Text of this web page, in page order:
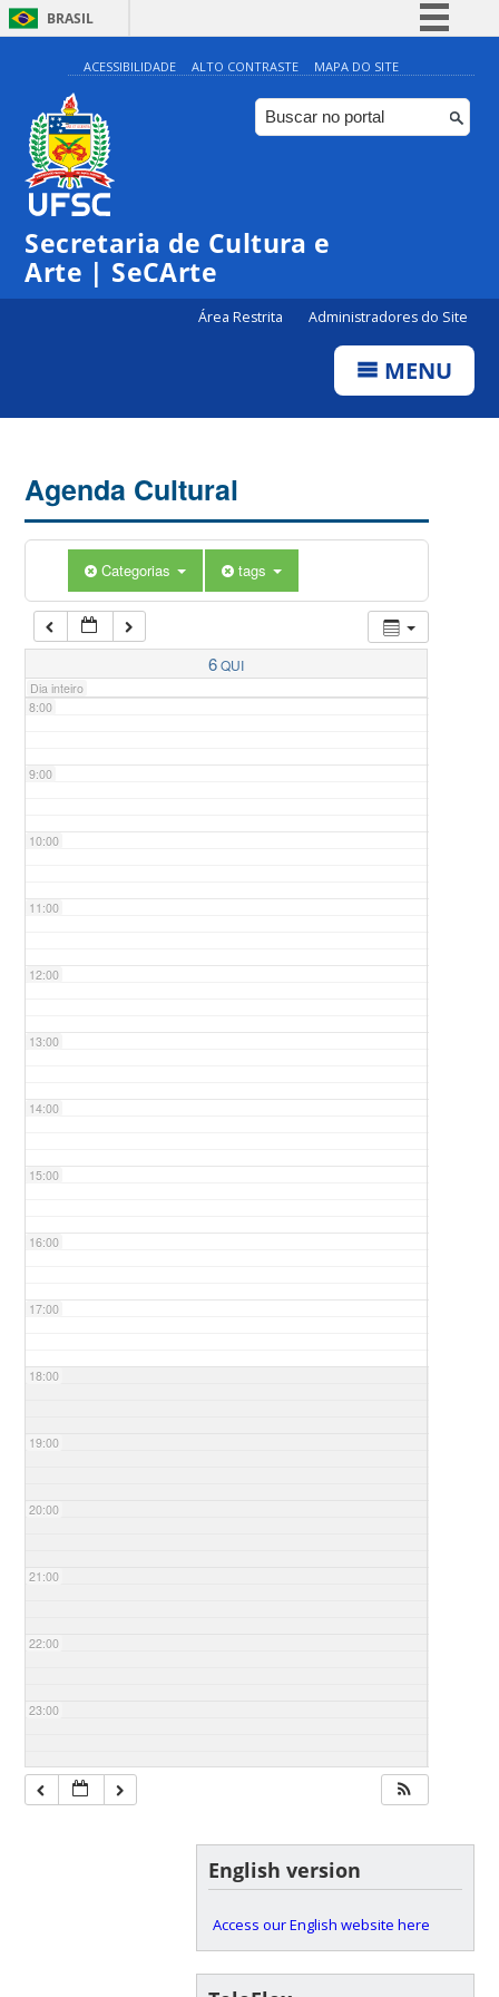
BRASIL
Simplifique!
Comunica BR
Participe
ACESSIBILIDADE ALTO CONTRASTE MAPA DO SITE
Secretaria de Cultura e
Arte | SeCArte
Área Restrita Administradores do Site
MENU
Agenda Cultural
Categorias tags
6QUI
Dia inteiro
0:00
1:00
5:00
7:00
8:00
9:00
10:00
11:00
12:00
13:00
14:00
15:00
16:00
17:00
18:00
19:00
20:00
21:00
22:00
23:00
English version
Access our English website here